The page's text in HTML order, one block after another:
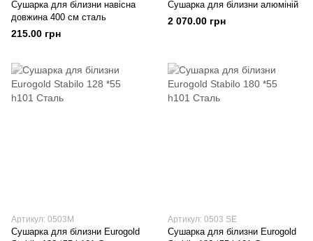
Сушарка для білизни навісна
довжина 400 см сталь
215.00 грн
Сушарка для білизни алюміній
2 070.00 грн
Артикул: 0503М
Сушарка для білизни Eurogold
Артикул: 0503 SE
Сушарка для білизни Eurogold